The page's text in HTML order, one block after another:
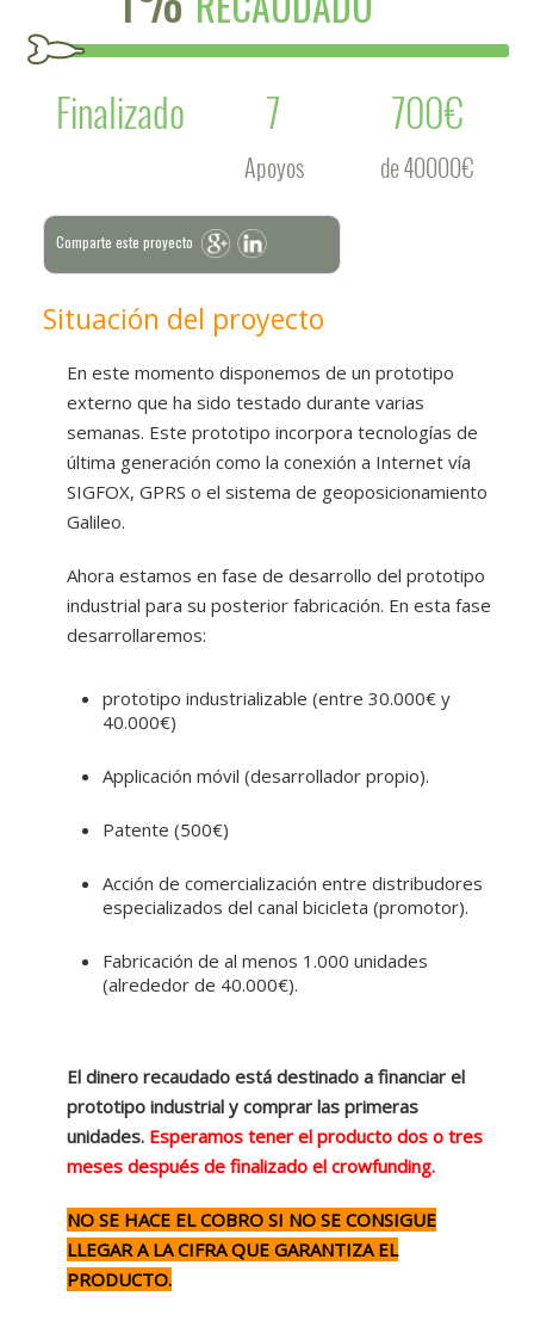
Finalizado
7
Apoyos
700€
de 40000€
Comparte este proyecto
Situación del proyecto
En este momento disponemos de un prototipo
externo que ha sido testado durante varias
semanas. Este prototipo incorpora tecnologías de
última generación como la conexión a Internet vía
SIGFOX, GPRS o el sistema de geoposicionamiento
Galileo.
Ahora estamos en fase de desarrollo del prototipo
industrial para su posterior fabricación. En esta fase
desarrollaremos:
prototipo industrializable (entre 30.000€ y
40.000€)
Applicación móvil (desarrollador propio).
Patente (500€)
Acción de comercialización entre distribudores
especializados del canal bicicleta (promotor).
Fabricación de al menos 1.000 unidades
(alrededor de 40.000€).
El dinero recaudado está destinado a financiar el
prototipo industrial y comprar las primeras
unidades. Esperamos tener el producto dos o tres
meses después de finalizado el crowfunding.
NO SE HACE EL COBRO SI NO SE CONSIGUE
LLEGAR A LA CIFRA QUE GARANTIZA EL
PRODUCTO.